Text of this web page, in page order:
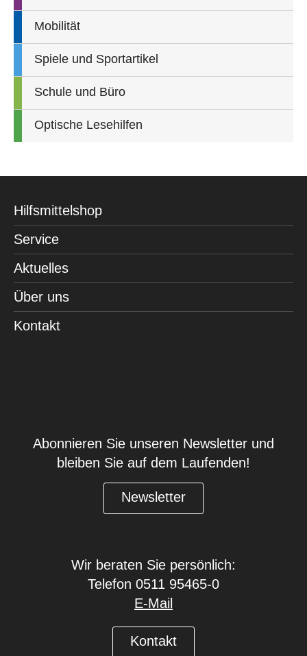
Mobilität
Spiele und Sportartikel
Schule und Büro
Optische Lesehilfen
Hilfsmittelshop
Service
Aktuelles
Über uns
Kontakt
Abonnieren Sie unseren Newsletter und
bleiben Sie auf dem Laufenden!
Newsletter
Wir beraten Sie persönlich:
Telefon 0511 95465-0
E-Mail
Kontakt